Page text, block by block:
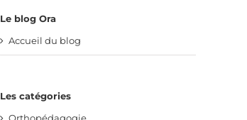
Le blog Ora
Accueil du blog
Les catégories